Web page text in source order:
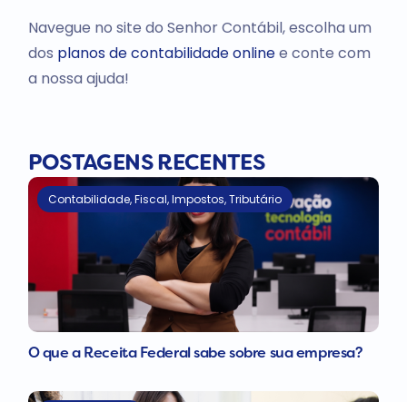
Navegue no site do Senhor Contábil, escolha um
dos planos de contabilidade onlinee conte com
a nossa ajuda!
POSTAGENS RECENTES
Contabilidade,Fiscal,Impostos,Tributário
O que a Receita Federal sabe sobre sua empresa?